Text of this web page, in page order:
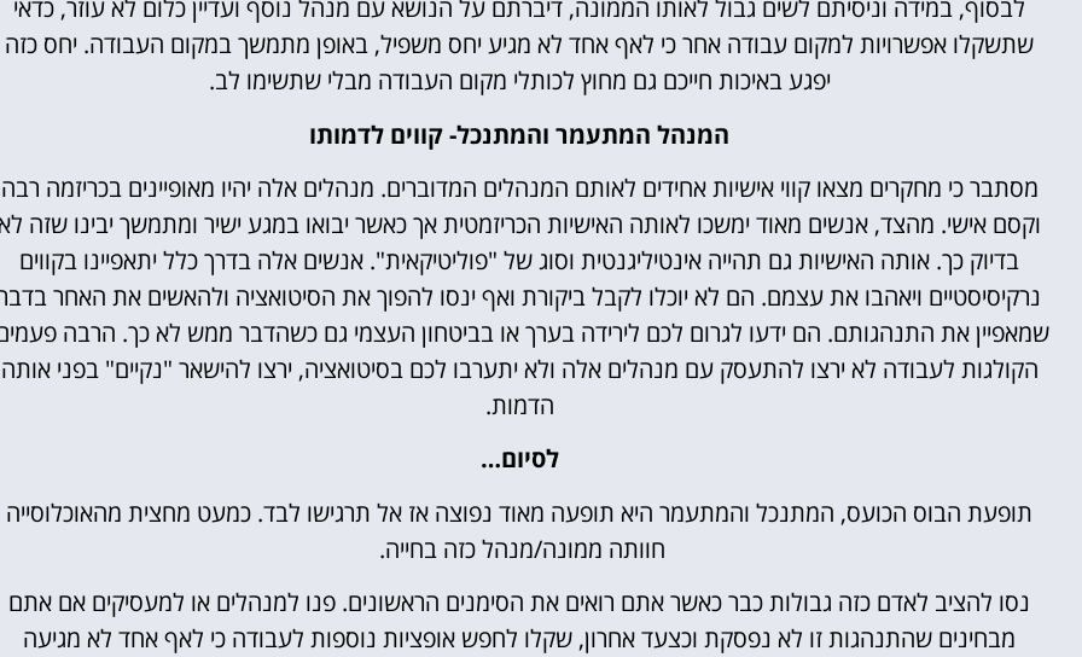
לבסוף, במידה וניסיתם לשים גבול לאותו הממונה, דיברתם על הנושא עם מנהל נוסף ועדיין כלום לא עוזר, כדאי
שתשקלו אפשרויות למקום עבודה אחר כי לאף אחד לא מגיע יחס משפיל, באופן מתמשך במקום העבודה. יחס כזה
יפגע באיכות חייכם גם מחוץ לכותלי מקום העבודה מבלי שתשימו לב.
המנהל המתעמר והמתנכל- קווים לדמותו
מסתבר כי מחקרים מצאו קווי אישיות אחידים לאותם המנהלים המדוברים. מנהלים אלה יהיו מאופיינים בכריזמה רבה
וקסם אישי. מהצד, אנשים מאוד ימשכו לאותה האישיות הכריזמטית אך כאשר יבואו במגע ישיר ומתמשך יבינו שזה
בדיוק כך. אותה האישיות גם תהייה אינטיליגנטית וסוג של "פוליטיקאית". אנשים אלה בדרך כלל יתאפיינו בקווים
נרקיסיסטיים ויאהבו את עצמם. הם לא יוכלו לקבל ביקורת ואף ינסו להפוך את הסיטואציה ולהאשים את האחר
שמאפיין את התנהגותם. הם ידעו לגרום לכם לירידה בערך או בביטחון העצמי גם כשהדבר ממש לא כך. הרבה
הקולגות לעבודה לא ירצו להתעסק עם מנהלים אלה ולא יתערבו לכם בסיטואציה, ירצו להישאר "נקיים" בפני אותה
הדמות.
לסיום…
תופעת הבוס הכועס, המתנכל והמתעמר היא תופעה מאוד נפוצה אז אל תרגישו לבד. כמעט מחצית מהאוכלוסייה
חוותה ממונה/מנהל כזה בחייה.
נסו להציב לאדם כזה גבולות כבר כאשר אתם רואים את הסימנים הראשונים. פנו למנהלים או למעסיקים אם אתם
מבחינים שהתנהגות זו לא נפסקת וכצעד אחרון, שקלו לחפש אופציות נוספות לעבודה כי לאף אחד לא מגיעה